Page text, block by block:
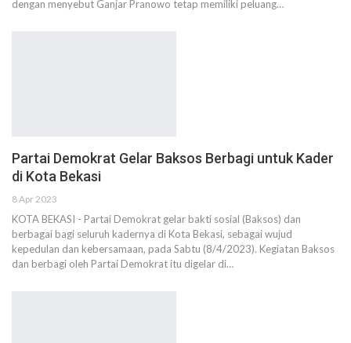
dengan menyebut Ganjar Pranowo tetap memiliki peluang…
Partai Demokrat Gelar Baksos Berbagi untuk Kader
di Kota Bekasi
8 Apr 2023
KOTA BEKASI - Partai Demokrat gelar bakti sosial (Baksos) dan
berbagai bagi seluruh kadernya di Kota Bekasi, sebagai wujud
kepedulan dan kebersamaan, pada Sabtu (8/4/2023). Kegiatan Baksos
dan berbagi oleh Partai Demokrat itu digelar di…